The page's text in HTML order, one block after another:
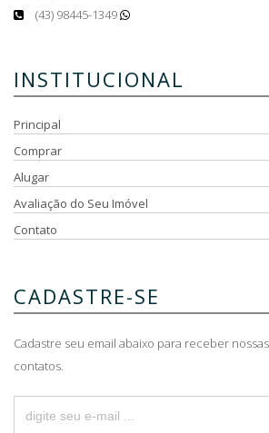
(43) 98445-1349
INSTITUCIONAL
Principal
Comprar
Alugar
Avaliação do Seu Imóvel
Contato
CADASTRE-SE
Cadastre seu email abaixo para receber
contatos.